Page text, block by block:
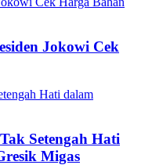
Jokowi Cek
Setengah Hati
Migas